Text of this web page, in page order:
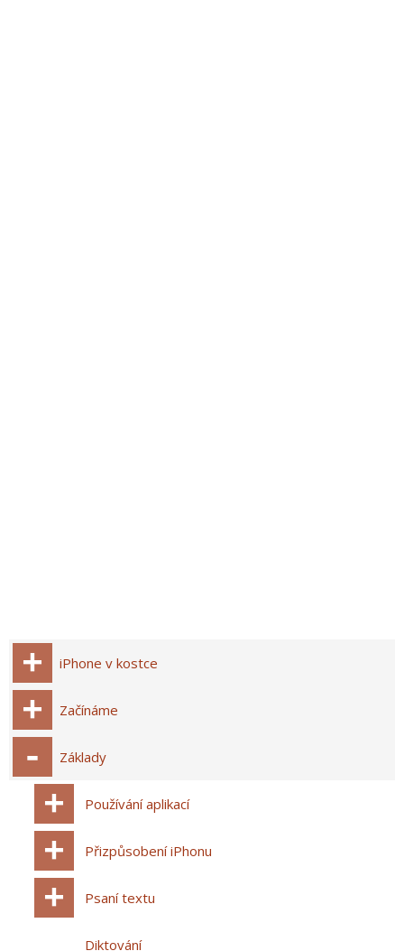
iPhone v kostce
Začínáme
Základy
Používání aplikací
Přizpůsobení iPhonu
Psaní textu
Diktování